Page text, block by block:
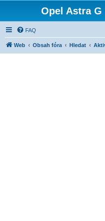
Opel Astra
FAQ
Web Obsah fóra Hledat